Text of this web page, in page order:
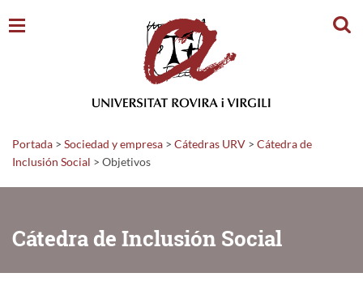
Portada > Sociedad y empresa > Cátedras URV > Cátedra de
Inclusión Social > Objetivos
Cátedra de Inclusión Social